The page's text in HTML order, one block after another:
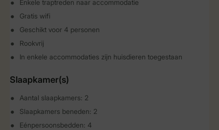
Enkele traptreden naar accommodatie
Gratis wifi
Geschikt voor 4 personen
Rookvrij
In enkele accommodaties zijn huisdieren toegestaan
Slaapkamer(s)
Aantal slaapkamers: 2
Slaapkamers beneden: 2
Eénpersoonsbedden: 4